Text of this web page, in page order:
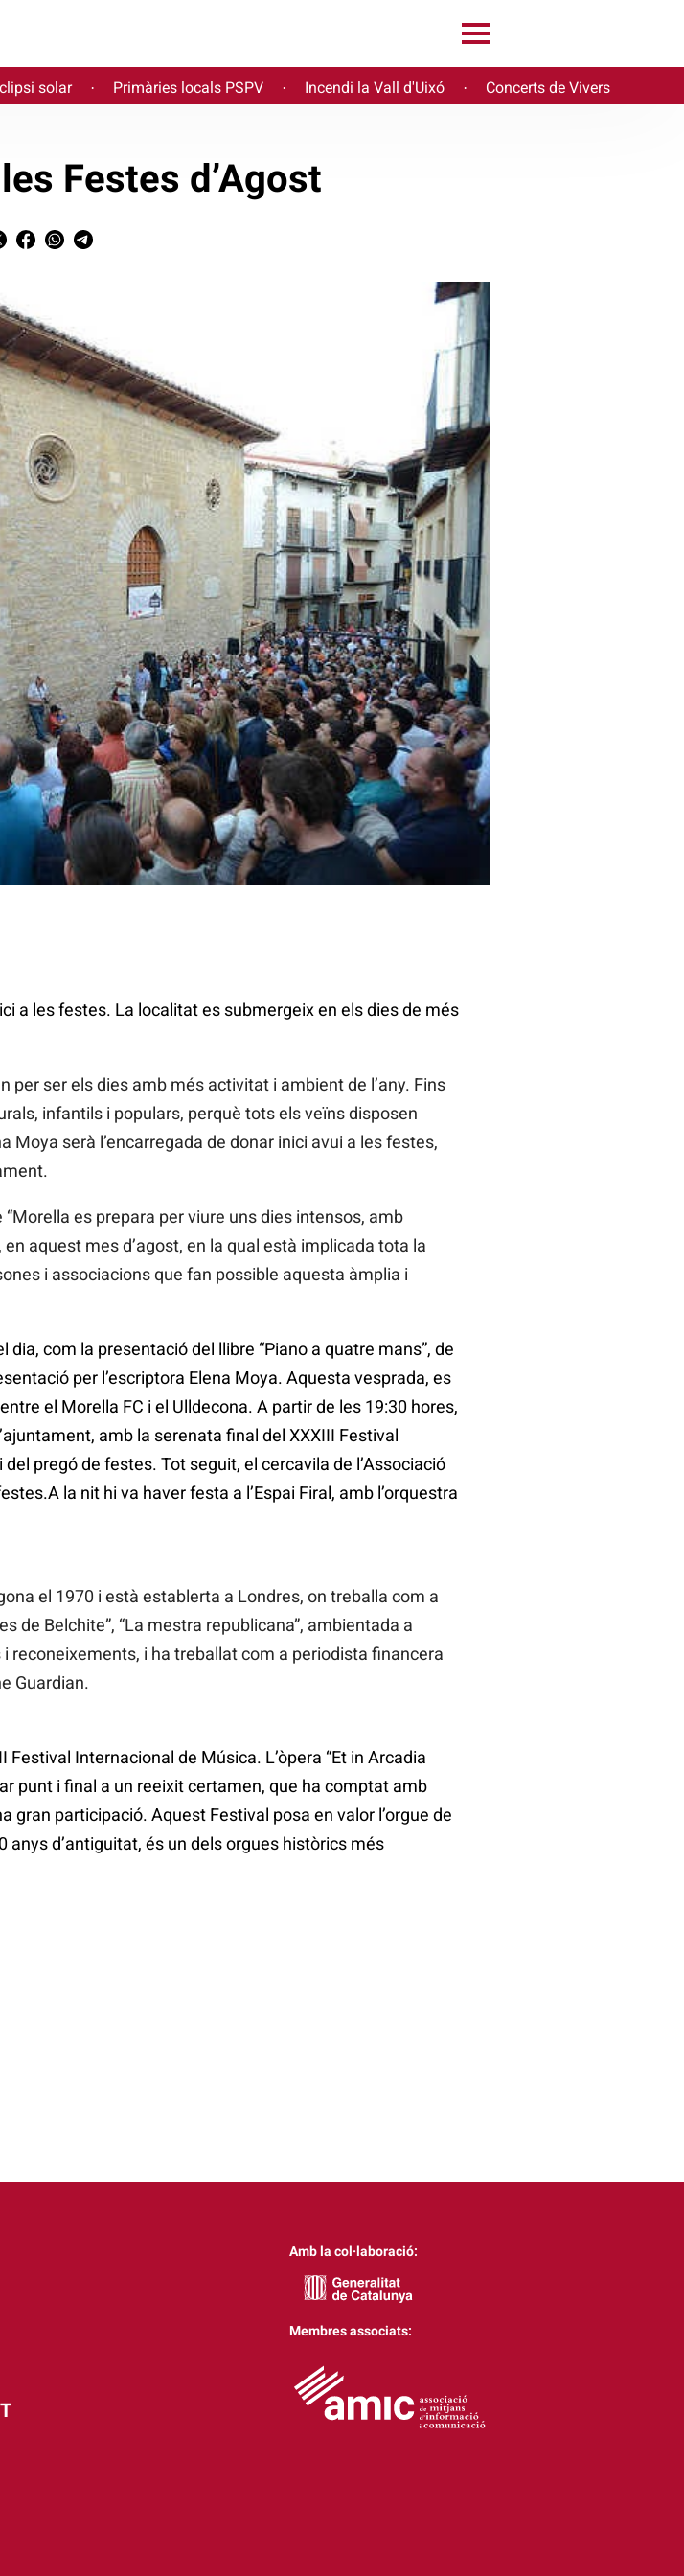
solar · Primàries locals PSPV · Incendi la Vall d'Uixó · Concerts de Vivers
Festes d’Agost
a les festes. La localitat es submergeix en els dies de més
per ser els dies amb més activitat i ambient de l’any. Fins
infantils i populars, perquè tots els veïns disposen
Moya serà l’encarregada de donar inici avui a les festes,
es prepara per viure uns dies intensos, amb
aquest mes d’agost, en la qual està implicada tota la
i associacions que fan possible aquesta àmplia i
com la presentació del llibre “Piano a quatre mans”, de
per l’escriptora Elena Moya. Aquesta vesprada, es
el Morella FC i el Ulldecona. A partir de les 19:30 hores,
amb la serenata final del XXXIII Festival
pregó de festes. Tot seguit, el cercavila de l’Associació
la nit hi va haver festa a l’Espai Firal, amb l’orquestra
el 1970 i està establerta a Londres, on treballa com a
de Belchite”, “La mestra republicana”, ambientada a
reconeixements, i ha treballat com a periodista financera
Guardian.
Internacional de Música. L’òpera “Et in Arcadia
punt i final a un reeixit certamen, que ha comptat amb
gran participació. Aquest Festival posa en valor l’orgue de
d’antiguitat, és un dels orgues històrics més
Amb la col·laboració:
Membres associats: